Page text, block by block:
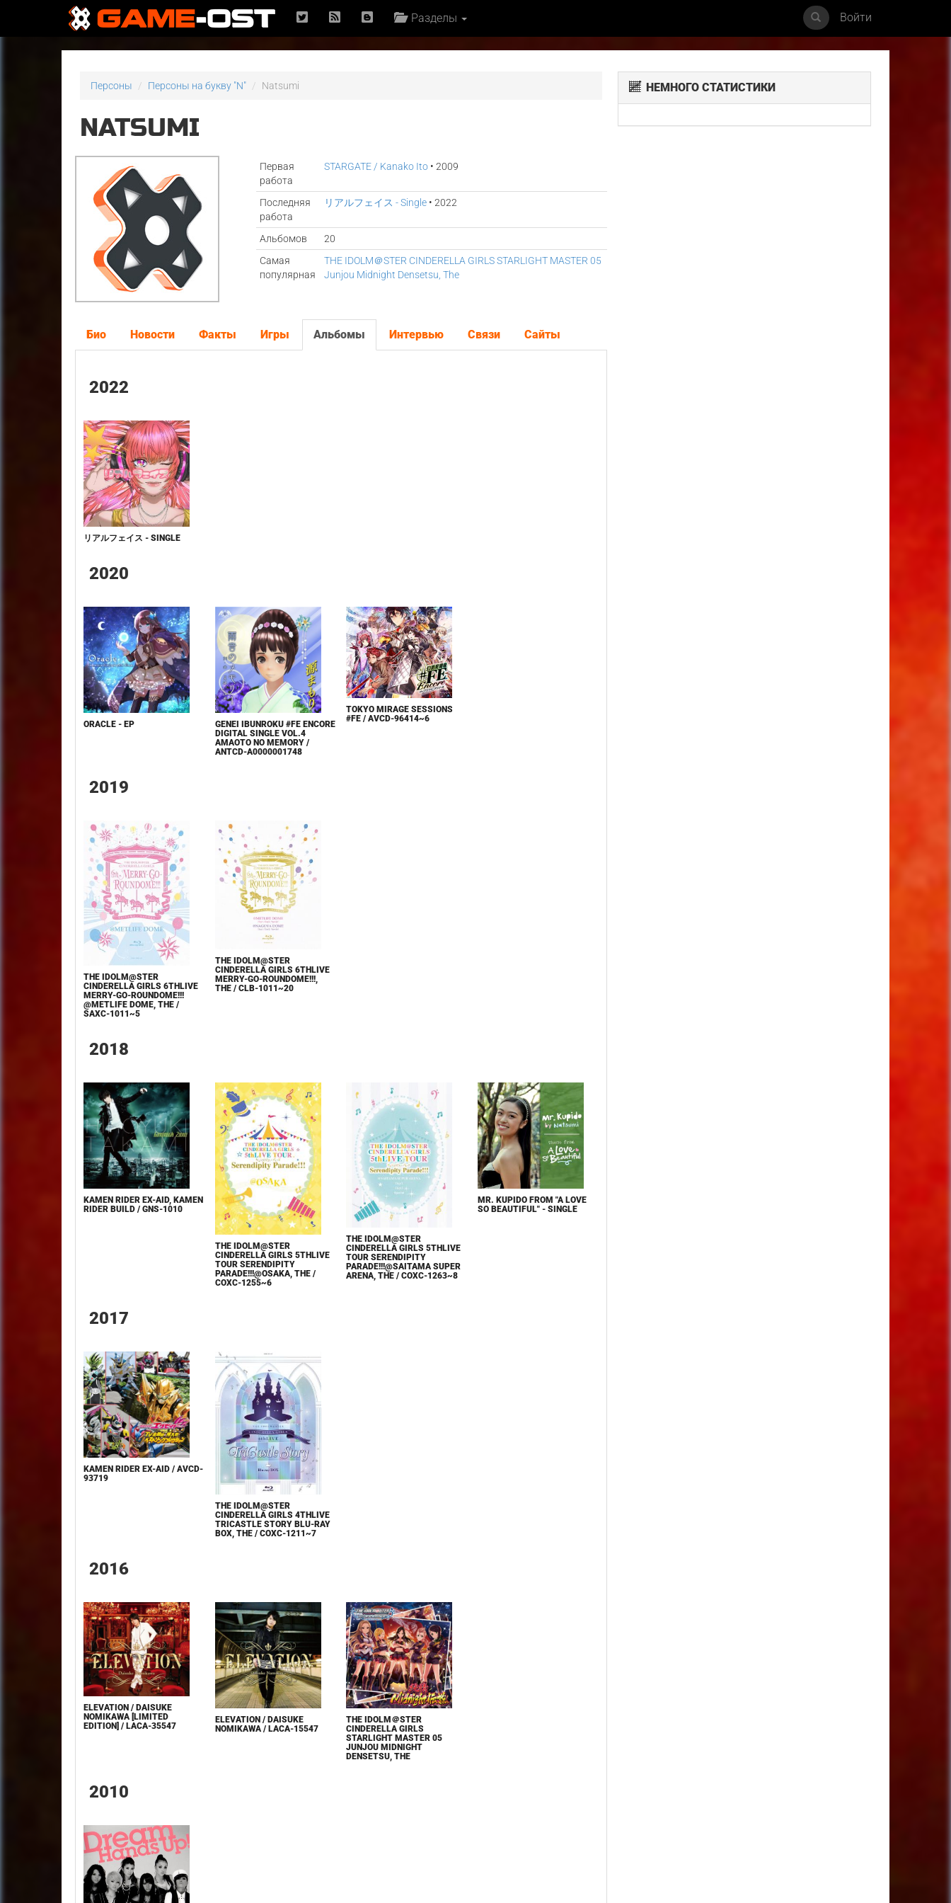
Разделы Войти
Персоны Персоны на букву "N" Natsumi
NATSUMI
Первая
работа
STARGATE / Kanako Ito• 2009
Последняя
работа
リアルフェイス - Single• 2022
Альбомов
20
Самая
популярная
THE IDOLM＠STER CINDERELLA GIRLS STARLIGHT MASTER 05
Junjou Midnight Densetsu, The
Био Новости Факты Игры Альбомы Интервью Связи Сайты
2022
リアルフェイス - SINGLE
2020
ORACLE - EP
GENEI IBUNROKU #FE ENCORE
DIGITAL SINGLE VOL.4
AMAOTO NO MEMORY /
ANTCD-A0000001748
TOKYO MIRAGE SESSIONS
#FE / AVCD-96414~6
2019
THE IDOLM@STER
CINDERELLA GIRLS 6THLIVE
MERRY-GO-ROUNDOME!!!
@METLIFE DOME, THE /
SAXC-1011~5
THE IDOLM@STER
CINDERELLA GIRLS 6THLIVE
MERRY-GO-ROUNDOME!!!,
THE / CLB-1011~20
2018
KAMEN RIDER EX-AID, KAMEN
RIDER BUILD / GNS-1010
THE IDOLM@STER
CINDERELLA GIRLS 5THLIVE
TOUR SERENDIPITY
PARADE!!!@OSAKA, THE /
COXC-1255~6
THE IDOLM@STER
CINDERELLA GIRLS 5THLIVE
TOUR SERENDIPITY
PARADE!!!@SAITAMA SUPER
ARENA, THE / COXC-1263~8
MR. KUPIDO FROM "A LOVE
SO BEAUTIFUL" - SINGLE
2017
KAMEN RIDER EX-AID / AVCD-
93719
THE IDOLM@STER
CINDERELLA GIRLS 4THLIVE
TRICASTLE STORY BLU-RAY
BOX, THE / COXC-1211~7
2016
ELEVATION / DAISUKE
NOMIKAWA [LIMITED
EDITION] / LACA-35547
ELEVATION / DAISUKE
NOMIKAWA / LACA-15547
THE IDOLM＠STER
CINDERELLA GIRLS
STARLIGHT MASTER 05
JUNJOU MIDNIGHT
DENSETSU, THE
2010
НЕМНОГО СТАТИСТИКИ